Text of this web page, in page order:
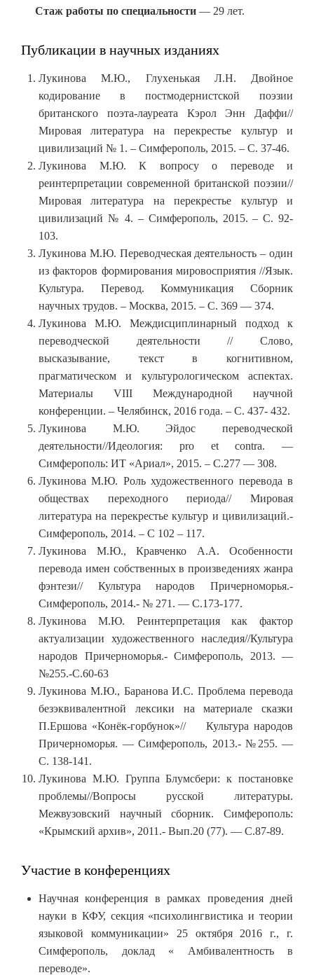
Стаж работы по специальности — 29 лет.
Публикации в научных изданиях
Лукинова М.Ю., Глухенькая Л.Н. Двойное
кодирование в постмодернистской поэзии
британского поэта-лауреата Кэрол Энн Даффи//
Мировая литература на перекрестье культур и
цивилизаций № 1. – Симферополь, 2015. – С. 37-46.
Лукинова М.Ю. К вопросу о переводе и
реинтерпретации современной британской поэзии//
Мировая литература на перекрестье культур и
цивилизаций № 4. – Симферополь, 2015. – С. 92-
103.
Лукинова М.Ю. Переводческая деятельность – один
из факторов формирования мировосприятия //Язык.
Культура. Перевод. Коммуникация Сборник
научных трудов. – Москва, 2015. – С. 369 — 374.
Лукинова М.Ю. Междисциплинарный подход к
переводческой деятельности // Слово,
высказывание, текст в когнитивном,
прагматическом и культурологическом аспектах.
Материалы VIII Международной научной
конференции. – Челябинск, 2016 года. – С. 437- 432.
Лукинова М.Ю. Эйдос переводческой
деятельности//Идеология: pro et contra. —
Симферополь: ИТ «Ариал», 2015. – С.277 — 308.
Лукинова М.Ю. Роль художественного перевода в
обществах переходного периода// Мировая
литература на перекрестье культур и цивилизаций.-
Симферополь, 2014. – С 102 – 117.
Лукинова М.Ю., Кравченко А.А. Особенности
перевода имен собственных в произведениях жанра
фэнтези// Культура народов Причерноморья.-
Симферополь, 2014.- № 271. — С.173-177.
Лукинова М.Ю. Реинтерпретация как фактор
актуализации художественного наследия//Культура
народов Причерноморья.- Симферополь, 2013. —
№255.-С.60-63
Лукинова М.Ю., Баранова И.С. Проблема перевода
безэквивалентной лексики на материале сказки
П.Ершова «Конёк-горбунок»// Культура народов
Причерноморья. — Симферополь, 2013.- №255. —
С. 138-141.
Лукинова М.Ю. Группа Блумсбери: к постановке
проблемы//Вопросы русской литературы.
Межвузовский научный сборник. Симферополь:
«Крымский архив», 2011.- Вып.20 (77). — С.87-89.
Участие в конференциях
Научная конференция в рамках проведения дней
науки в КФУ, секция «психолингвистика и теории
языковой коммуникации» 25 октября 2016 г., г.
Симферополь, доклад « Амбивалентность в
переводе».